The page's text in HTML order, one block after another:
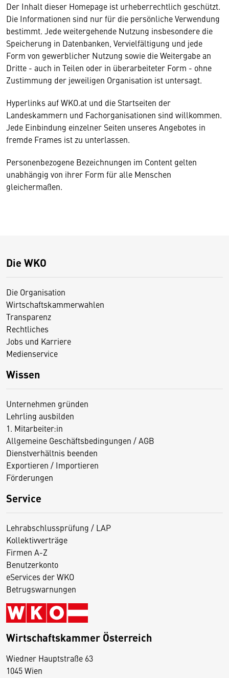
Der Inhalt dieser Homepage ist urheberrechtlich geschützt.
Die Informationen sind nur für die persönliche Verwendung
bestimmt. Jede weitergehende Nutzung insbesondere die
Speicherung in Datenbanken, Vervielfältigung und jede
Form von gewerblicher Nutzung sowie die Weitergabe an
Dritte - auch in Teilen oder in überarbeiteter Form - ohne
Zustimmung der jeweiligen Organisation ist untersagt.
Hyperlinks auf WKO.at und die Startseiten der
Landeskammern und Fachorganisationen sind willkommen.
Jede Einbindung einzelner Seiten unseres Angebotes in
fremde Frames ist zu unterlassen.
Personenbezogene Bezeichnungen im Content gelten
unabhängig von ihrer Form für alle Menschen
gleichermaßen.
Die WKO
Die Organisation
Wirtschaftskammerwahlen
Transparenz
Rechtliches
Jobs und Karriere
Medienservice
Wissen
Unternehmen gründen
Lehrling ausbilden
1. Mitarbeiter:in
Allgemeine Geschäftsbedingungen / AGB
Dienstverhältnis beenden
Exportieren / Importieren
Förderungen
Service
Lehrabschlussprüfung / LAP
Kollektivverträge
Firmen A-Z
Benutzerkonto
eServices der WKO
Betrugswarnungen
Wirtschaftskammer Österreich
Wiedner Hauptstraße 63
1045 Wien